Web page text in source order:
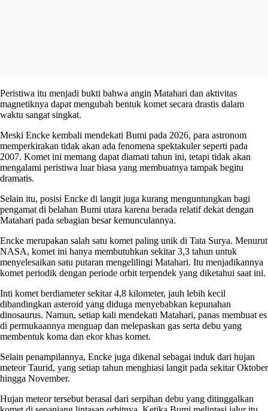
Peristiwa itu menjadi bukti bahwa angin Matahari dan aktivitas
magnetiknya dapat mengubah bentuk komet secara drastis dalam
waktu sangat singkat.
Meski Encke kembali mendekati Bumi pada 2026, para astronom
memperkirakan tidak akan ada fenomena spektakuler seperti pada
2007. Komet ini memang dapat diamati tahun ini, tetapi tidak akan
mengalami peristiwa luar biasa yang membuatnya tampak begitu
dramatis.
Selain itu, posisi Encke di langit juga kurang menguntungkan bagi
pengamat di belahan Bumi utara karena berada relatif dekat dengan
Matahari pada sebagian besar kemunculannya.
Encke merupakan salah satu komet paling unik di Tata Surya. Menurut
NASA, komet ini hanya membutuhkan sekitar 3,3 tahun untuk
menyelesaikan satu putaran mengelilingi Matahari. Itu menjadikannya
komet periodik dengan periode orbit terpendek yang diketahui saat ini.
Inti komet berdiameter sekitar 4,8 kilometer, jauh lebih kecil
dibandingkan asteroid yang diduga menyebabkan kepunahan
dinosaurus. Namun, setiap kali mendekati Matahari, panas membuat es
di permukaannya menguap dan melepaskan gas serta debu yang
membentuk koma dan ekor khas komet.
Selain penampilannya, Encke juga dikenal sebagai induk dari hujan
meteor Taurid, yang setiap tahun menghiasi langit pada sekitar Oktober
hingga November.
Hujan meteor tersebut berasal dari serpihan debu yang ditinggalkan